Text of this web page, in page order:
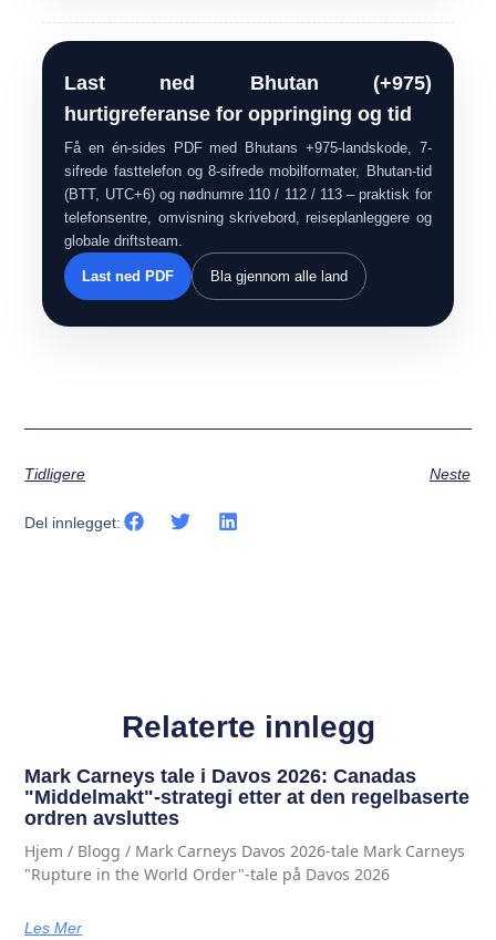
Last ned Bhutan (+975)
hurtigreferanse for oppringing og tid
Få en én-sides PDF med Bhutans +975-landskode, 7-
sifrede fasttelefon og 8-sifrede mobilformater, Bhutan-tid
(BTT, UTC+6) og nødnumre 110 / 112 / 113 – praktisk for
telefonsentre, omvisning skrivebord, reiseplanleggere og
globale driftsteam.
Last ned PDF Bla gjennom alle land
Tidligere Neste
Del innlegget:
Relaterte innlegg
Mark Carneys tale i Davos 2026: Canadas
"Middelmakt"-strategi etter at den regelbaserte
ordren avsluttes
Hjem / Blogg / Mark Carneys Davos 2026-tale Mark Carneys
"Rupture in the World Order"-tale på Davos 2026
Les Mer